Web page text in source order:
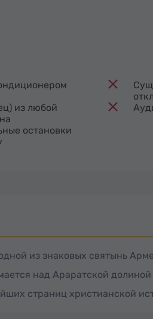
из любой
остановки
из знаковых святынь
над Араратской долиной
страниц христианской